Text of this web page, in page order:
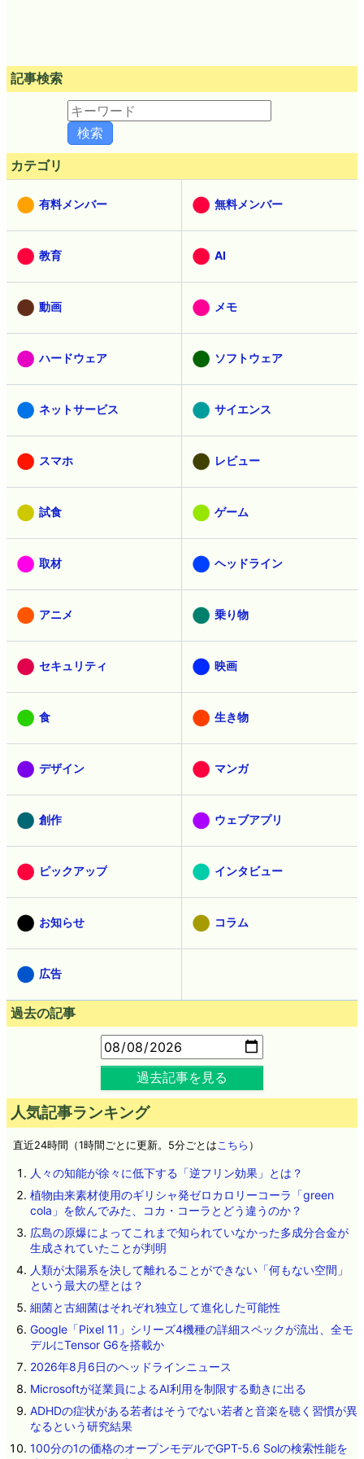
記事検索
カテゴリ
有料メンバー 無料メンバー
教育 AI
動画 メモ
ハードウェア ソフトウェア
ネットサービス サイエンス
スマホ レビュー
試食 ゲーム
取材 ヘッドライン
アニメ 乗り物
セキュリティ 映画
食 生き物
デザイン マンガ
創作 ウェブアプリ
ピックアップ インタビュー
お知らせ コラム
広告
過去の記事
過去記事を見る
人気記事ランキング
直近24時間（1時間ごとに更新。5分ごとは こちら ）
人々の知能が徐々に低下する「逆フリン効果」とは？
植物由来素材使用のギリシャ発ゼロカロリーコーラ「green
cola」を飲んでみた、コカ・コーラとどう違うのか？
広島の原爆によってこれまで知られていなかった多成分合金が
生成されていたことが判明
人類が太陽系を決して離れることができない「何もない空間」
という最大の壁とは？
細菌と古細菌はそれぞれ独立して進化した可能性
Google「Pixel 11」シリーズ4機種の詳細スペックが流出、全モ
デルにTensor G6を搭載か
2026年8月6日のヘッドラインニュース
Microsoftが従業員によるAI利用を制限する動きに出る
ADHDの症状がある若者はそうでない若者と音楽を聴く習慣が異
なるという研究結果
100分の1の価格のオープンモデルでGPT-5.6 Solの検索性能を